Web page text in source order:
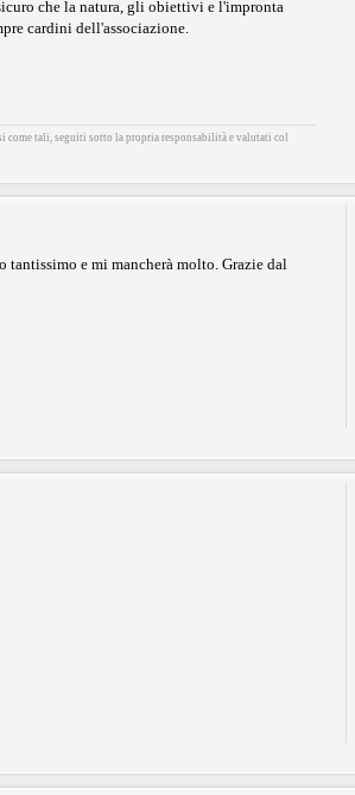
che la natura, gli obiettivi e l'impronta
cardini dell'associazione.
tali, seguiti sotto la propria responsabilità e valutati col
tantissimo e mi mancherà molto. Grazie dal